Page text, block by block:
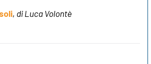
, di Luca Volontè